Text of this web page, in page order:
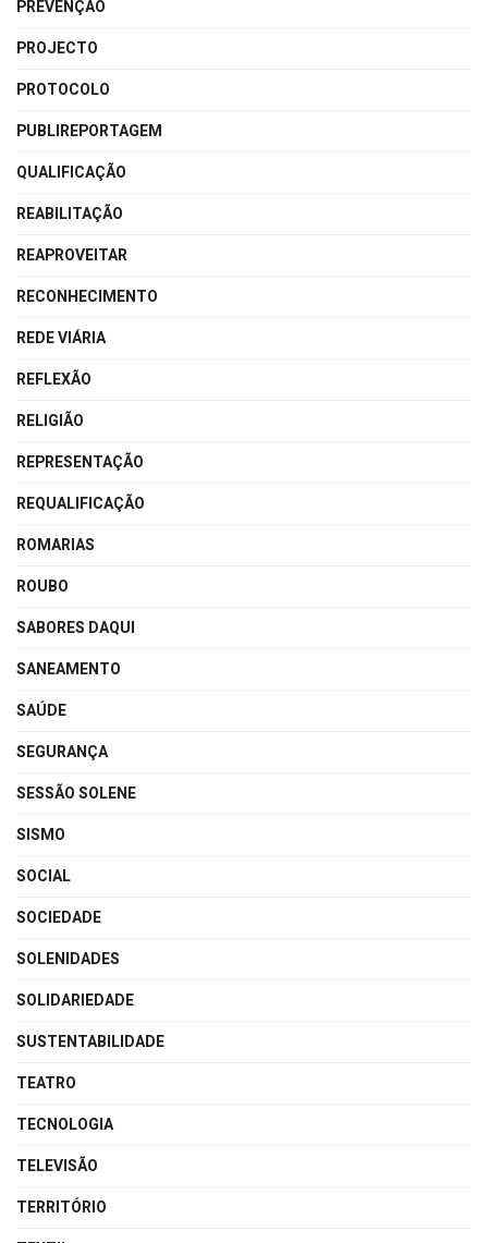
PREVENÇÃO
PROJECTO
PROTOCOLO
PUBLIREPORTAGEM
QUALIFICAÇÃO
REABILITAÇÃO
REAPROVEITAR
RECONHECIMENTO
REDE VIÁRIA
REFLEXÃO
RELIGIÃO
REPRESENTAÇÃO
REQUALIFICAÇÃO
ROMARIAS
ROUBO
SABORES DAQUI
SANEAMENTO
SAÚDE
SEGURANÇA
SESSÃO SOLENE
SISMO
SOCIAL
SOCIEDADE
SOLENIDADES
SOLIDARIEDADE
SUSTENTABILIDADE
TEATRO
TECNOLOGIA
TELEVISÃO
TERRITÓRIO